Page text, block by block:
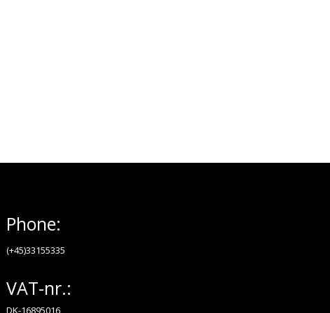
Phone:
(+45)33155335
VAT-nr.:
DK-16895016